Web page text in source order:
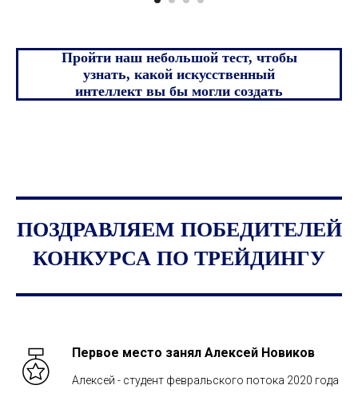
Пройти наш небольшой тест, чтобы
узнать, какой искусственный
интеллект вы бы могли создать
ПОЗДРАВЛЯЕМ ПОБЕДИТЕЛЕЙ
КОНКУРСА ПО ТРЕЙДИНГУ
Первое место занял Алексей Новиков
Алексей - студент февральского потока 2020 года